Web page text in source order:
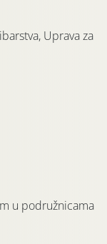
Uprava za
u podružnicama